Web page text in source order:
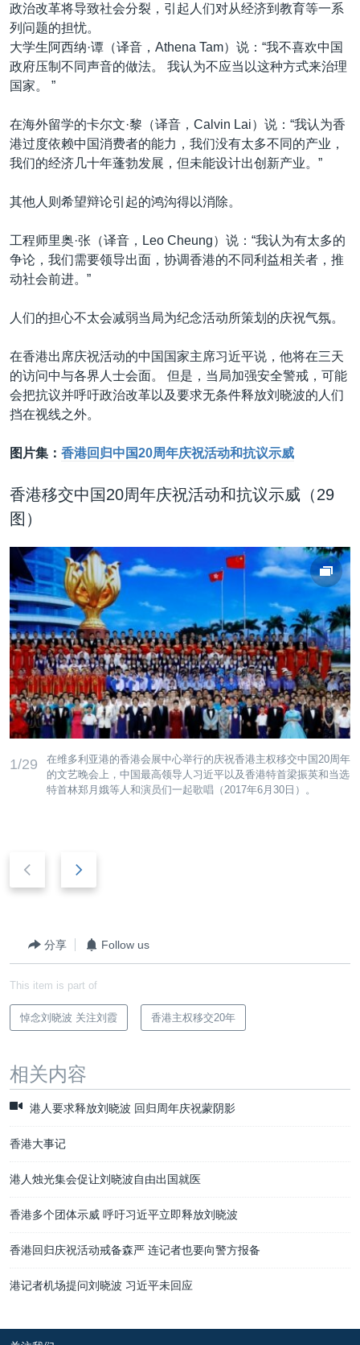
政治改革将导致社会分裂，引起人们对从经济到教育等一系
列问题的担忧。
大学生阿西纳·谭（译音，Athena Tam）说：“我不喜欢中国
政府压制不同声音的做法。 我认为不应当以这种方式来治理
国家。 ”
在海外留学的卡尔文·黎（译音，Calvin Lai）说：“我认为香
港过度依赖中国消费者的能力，我们没有太多不同的产业，
我们的经济几十年蓬勃发展，但未能设计出创新产业。”
其他人则希望辩论引起的鸿沟得以消除。
工程师里奥·张（译音，Leo Cheung）说：“我认为有太多的
争论，我们需要领导出面，协调香港的不同利益相关者，推
动社会前进。”
人们的担心不太会减弱当局为纪念活动所策划的庆祝气氛。
在香港出席庆祝活动的中国国家主席习近平说，他将在三天
的访问中与各界人士会面。 但是，当局加强安全警戒，可能
会把抗议并呼吁政治改革以及要求无条件释放刘晓波的人们
挡在视线之外。
图片集： 香港回归中国20周年庆祝活动和抗议示威
香港移交中国20周年庆祝活动和抗议示威（29
图）
1/29
在维多利亚港的香港会展中心举行的庆祝香港主权移交中国20周年
的文艺晚会上，中国最高领导人习近平以及香港特首梁振英和当选
特首林郑月娥等人和演员们一起歌唱（2017年6月30日）。
分享 Follow us
This item is part of
悼念刘晓波 关注刘霞 香港主权移交20年
相关内容
港人要求释放刘晓波 回归周年庆祝蒙阴影
香港大事记
港人烛光集会促让刘晓波自由出国就医
香港多个团体示威 呼吁习近平立即释放刘晓波
香港回归庆祝活动戒备森严 连记者也要向警方报备
港记者机场提问刘晓波 习近平未回应